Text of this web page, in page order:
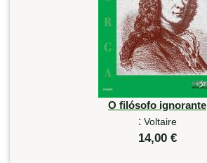
O filósofo ignorante
: Voltaire
14,00 €